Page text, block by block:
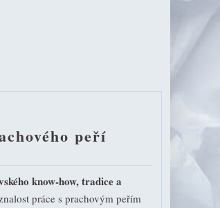
peří
know-how, tradice a
práce s prachovým peřím